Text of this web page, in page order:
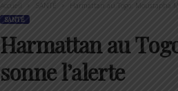
Accueil Harmattan au Togo: Moustapha
SANTÉ
Harmattan au
sonne l’alerte